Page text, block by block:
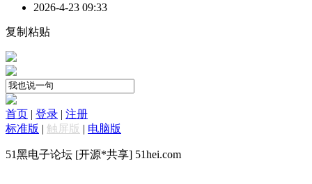
2026-4-23 09:33
复制粘贴
首页 | 登录 | 注册
标准版 | 触屏版 | 电脑版
51黑电子论坛 [开源*共享] 51hei.com